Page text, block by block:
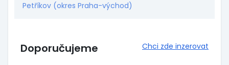
Petříkov (okres Praha-východ)
Doporučujeme Chci zde inzerovat